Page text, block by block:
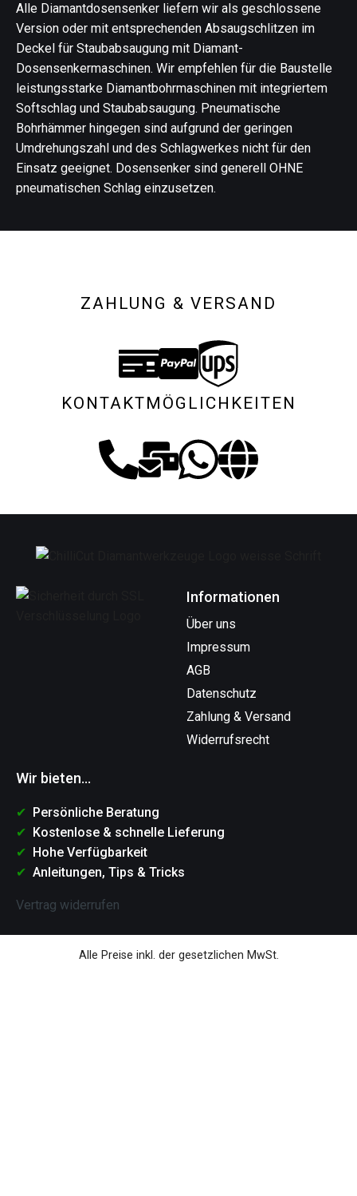
Alle Diamantdosensenker liefern wir als geschlossene
Version oder mit entsprechenden Absaugschlitzen im
Deckel für Staubabsaugung mit Diamant-
Dosensenkermaschinen. Wir empfehlen für die Baustelle
leistungsstarke Diamantbohrmaschinen mit integriertem
Softschlag und Staubabsaugung. Pneumatische
Bohrhämmer hingegen sind aufgrund der geringen
Umdrehungszahl und des Schlagwerkes nicht für den
Einsatz geeignet. Dosensenker sind generell OHNE
pneumatischen Schlag einzusetzen.
ZAHLUNG & VERSAND
KONTAKTMÖGLICHKEITEN
Informationen
Über uns
Impressum
AGB
Datenschutz
Zahlung & Versand
Widerrufsrecht
Wir bieten...
Persönliche Beratung
Kostenlose & schnelle Lieferung
Hohe Verfügbarkeit
Anleitungen, Tips & Tricks
Vertrag widerrufen
Alle Preise inkl. der gesetzlichen MwSt.